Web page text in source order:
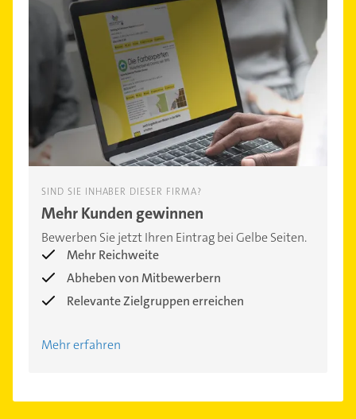
SIND SIE INHABER DIESER FIRMA?
Mehr Kunden gewinnen
Bewerben Sie jetzt Ihren Eintrag bei Gelbe Seiten.
Mehr Reichweite
Abheben von Mitbewerbern
Relevante Zielgruppen erreichen
Mehr erfahren